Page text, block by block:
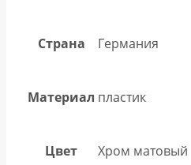
Страна Германия
Материал пластик
Цвет Хром матовый